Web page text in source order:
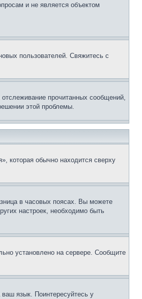
и не является объектом
пользователей. Свяжитесь с
прочитанных сообщений,
этой проблемы.
которая обычно находится сверху
в часовых поясах. Вы можете
настроек, необходимо быть
установлено на сервере. Сообщите
язык. Поинтересуйтесь у